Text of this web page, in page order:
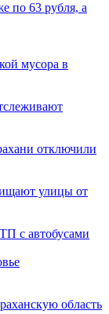
по 63 рубля, а
мусора в
отключили
улицы от
с автобусами
область